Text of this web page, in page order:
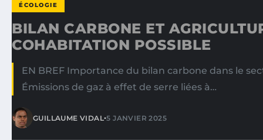
ÉCOLOGIE
BILAN CARBONE ET
COHABITATION POSSIBLE
EN BREF Importance du bilan carbone dans le
Émissions de gaz à effet de serre liées à…
GUILLAUME VIDAL•5 JANVIER 2025